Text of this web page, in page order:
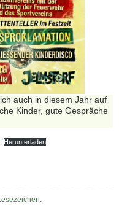
auch in diesem Jahr auf
Kinder, gute Gespräche
Herunterladen
.